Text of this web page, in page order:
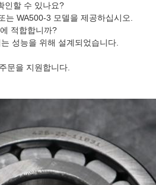
인할 수 있나요?
WA500-3 모델을 제공하십시오.
적합합니까?
성능을 위해 설계되었습니다.
문을 지원합니다.